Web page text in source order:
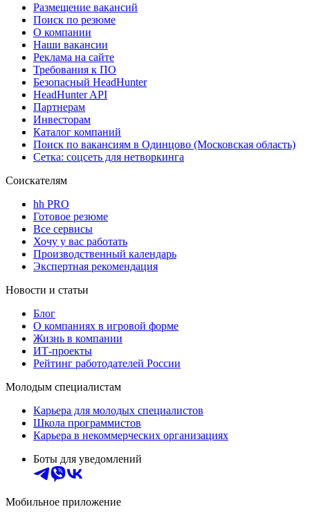
Размещение вакансий
Поиск по резюме
О компании
Наши вакансии
Реклама на сайте
Требования к ПО
Безопасный HeadHunter
HeadHunter API
Партнерам
Инвесторам
Каталог компаний
Поиск по вакансиям в Одинцово (Московская область)
Сетка: соцсеть для нетворкинга
Соискателям
hh PRO
Готовое резюме
Все сервисы
Хочу у вас работать
Производственный календарь
Экспертная рекомендация
Новости и статьи
Блог
О компаниях в игровой форме
Жизнь в компании
ИТ-проекты
Рейтинг работодателей России
Молодым специалистам
Карьера для молодых специалистов
Школа программистов
Карьера в некоммерческих организациях
Боты для уведомлений
Мобильное приложение